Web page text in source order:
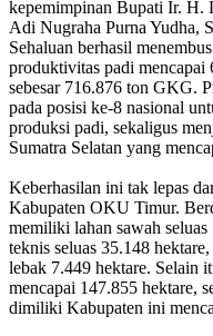
kepemimpinan Bupati Ir.
Adi Nugraha Purna Yudha,
Sehaluan berhasil
produktivitas padi
sebesar 716.876 ton GKG.
pada posisi ke-8 nasional
produksi padi, sekaligus
Sumatra Selatan yang
Keberhasilan ini tak lepas
Kabupaten OKU Timur.
memiliki lahan sawah
teknis seluas 35.148
lebak 7.449 hektare. Selain
mencapai 147.855 hektare,
dimiliki Kabupaten ini